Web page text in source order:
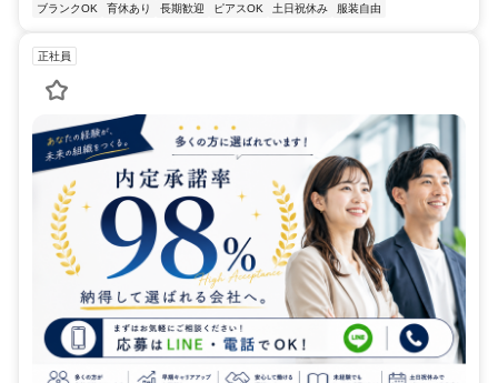
ブランクOK
育休あり 長期歓迎 ピアスOK 土日祝休み 服装自由
正社員